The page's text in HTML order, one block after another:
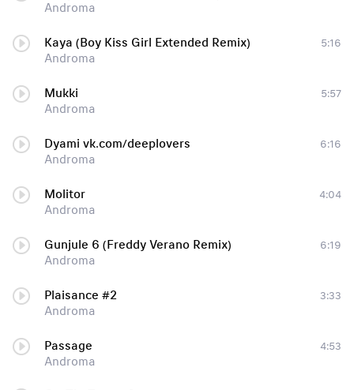
Androma
Kaya (Boy Kiss Girl Extended Remix)
Androma
5:16
Mukki
Androma
5:57
Dyami vk.com/deeplovers
Androma
6:16
Molitor
Androma
4:04
Gunjule 6 (Freddy Verano Remix)
Androma
6:19
Plaisance #2
Androma
3:33
Passage
Androma
4:53